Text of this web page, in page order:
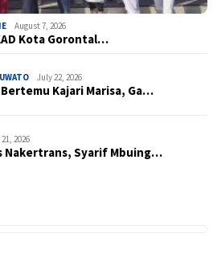
August 7, 2026
Kota Gorontal…
July 22, 2026
Kajari Marisa, Ga…
2026
Nakertrans, Syarif Mbuing…